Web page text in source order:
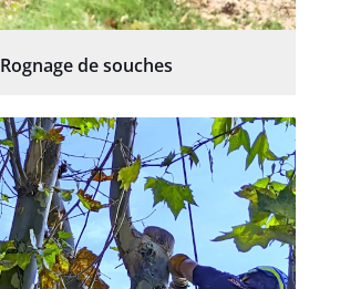
Rognage de souches